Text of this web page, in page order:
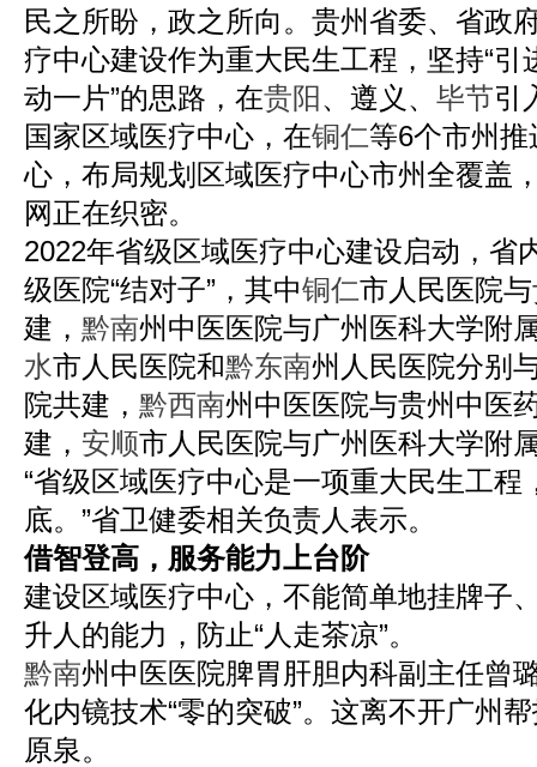
民之所盼，政之所向。贵州省委、省政
疗中心建设作为重大民生工程，坚持“
动一片”的思路，在贵阳 、遵义、 毕节引
国家区域医疗中心，在铜仁等6个市州
心，布局规划区域医疗中心市州全覆盖
网正在织密。
2022年省级区域医疗中心建设启动，省
级医院“结对子”，其中铜仁市人民医院
建， 黔南州中医医院与广州医科大学附
水市人民医院和黔东南州人民医院分别
院共建， 黔西南州中医医院与贵州中医
建， 安顺市人民医院与广州医科大学附
“省级区域医疗中心是一项重大民生工
底。”省卫健委相关负责人表示。
借智登高，服务能力上台阶
建设区域医疗中心，不能简单地挂牌子
升人的能力，防止“人走茶凉”。
黔南州中医医院脾胃肝胆内科副主任曾
化内镜技术“零的突破”。这离不开广州
原泉。